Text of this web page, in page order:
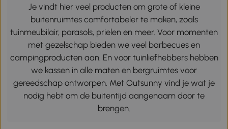
Je vindt hier veel producten om grote of kleine
buitenruimtes comfortabeler te maken, zoals
tuinmeubilair, parasols, prielen en meer. Voor momenten
met gezelschap bieden we veel barbecues en
campingproducten aan. En voor tuinliefhebbers hebben
we kassen in alle maten en bergruimtes voor
gereedschap ontworpen. Met Outsunny vind je wat je
nodig hebt om de buitentijd aangenaam door te
brengen.